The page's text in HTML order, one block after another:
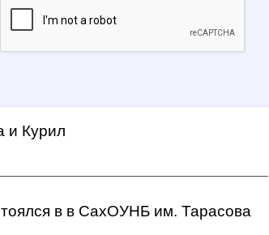
и Курил
в в СахОУНБ им. Тарасова